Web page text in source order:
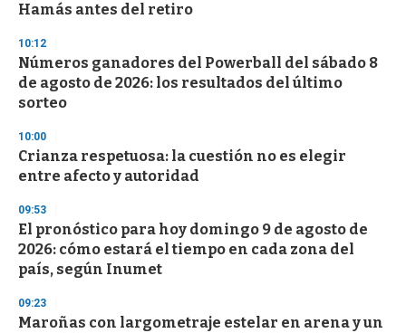
Hamás antes del retiro
10:12
Números ganadores del Powerball del sábado 8
de agosto de 2026: los resultados del último
sorteo
10:00
Crianza respetuosa: la cuestión no es elegir
entre afecto y autoridad
09:53
El pronóstico para hoy domingo 9 de agosto de
2026: cómo estará el tiempo en cada zona del
país, según Inumet
09:23
Maroñas con largometraje estelar en arena y un